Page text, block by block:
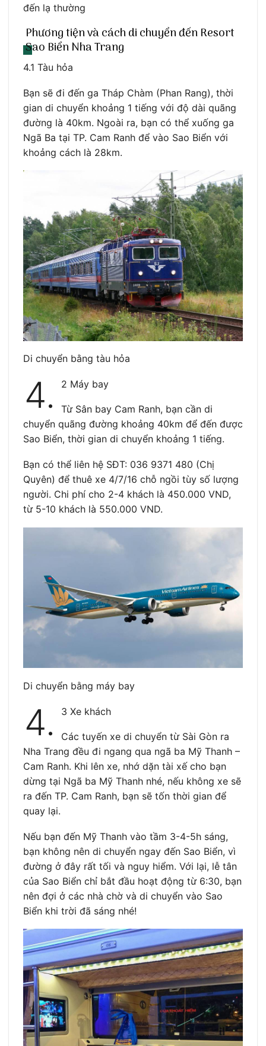
đến lạ thường
Phương tiện và cách di chuyển đến Resort
Sao Biển Nha Trang
4.1 Tàu hỏa
Bạn sẽ đi đến ga Tháp Chàm (Phan Rang), thời
gian di chuyển khoảng 1 tiếng với độ dài quãng
đường là 40km. Ngoài ra, bạn có thể xuống ga
Ngã Ba tại TP. Cam Ranh để vào Sao Biển với
khoảng cách là 28km.
Di chuyển bằng tàu hỏa
4. 2 Máy bay
Từ Sân bay Cam Ranh, bạn cần di
chuyển quãng đường khoảng 40km để đến được
Sao Biển, thời gian di chuyển khoảng 1 tiếng.
Bạn có thể liên hệ SĐT: 036 9371 480 (Chị
Quyên) để thuê xe 4/7/16 chỗ ngồi tùy số lượng
người. Chi phí cho 2-4 khách là 450.000 VND,
từ 5-10 khách là 550.000 VND.
Di chuyển bằng máy bay
4. 3 Xe khách
Các tuyến xe di chuyển từ Sài Gòn ra
Nha Trang đều đi ngang qua ngã ba Mỹ Thanh –
Cam Ranh. Khi lên xe, nhớ dặn tài xế cho bạn
dừng tại Ngã ba Mỹ Thanh nhé, nếu không xe sẽ
ra đến TP. Cam Ranh, bạn sẽ tốn thời gian để
quay lại.
Nếu bạn đến Mỹ Thanh vào tầm 3-4-5h sáng,
bạn không nên di chuyển ngay đến Sao Biển, vì
đường ở đây rất tối và nguy hiểm. Với lại, lễ tân
của Sao Biển chỉ bắt đầu hoạt động từ 6:30, bạn
nên đợi ở các nhà chờ và di chuyển vào Sao
Biển khi trời đã sáng nhé!